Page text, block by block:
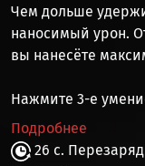
Чем дольше
наносимый урон.
вы нанесёте
Нажмите 3-е
Подробнее
26 с.